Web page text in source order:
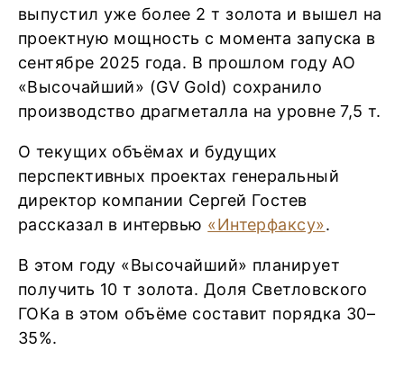
выпустил уже более 2 т золота и вышел на
проектную мощность с момента запуска в
сентябре 2025 года. В прошлом году АО
«Высочайший» (GV Gold) сохранило
производство драгметалла на уровне 7,5 т.
О текущих объёмах и будущих
перспективных проектах генеральный
директор компании Сергей Гостев
рассказал в интервью «Интерфаксу».
В этом году «Высочайший» планирует
получить 10 т золота. Доля Светловского
ГОКа в этом объёме составит порядка 30–
35%.